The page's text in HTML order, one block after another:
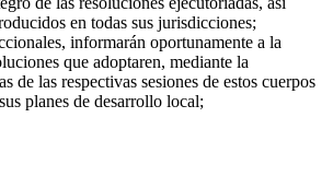
en todas sus jurisdicciones;
informarán oportunamente a la
que adoptaren, mediante la
de las respectivas sesiones de estos cuerpos
planes de desarrollo local;